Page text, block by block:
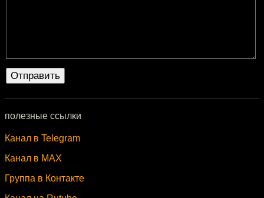
полезные ссылки
Канал в Telegram
Канал в MAX
Группа в Контакте